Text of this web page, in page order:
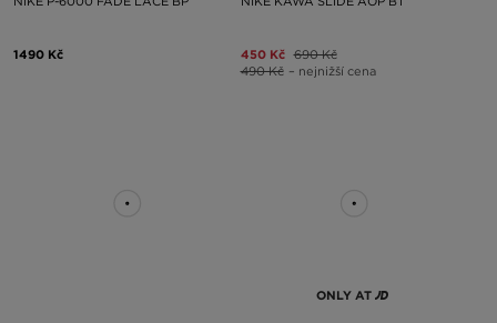
1490 Kč 450 Kč 690 Kč
490 Kč – nejnižší cena
ONLY AT